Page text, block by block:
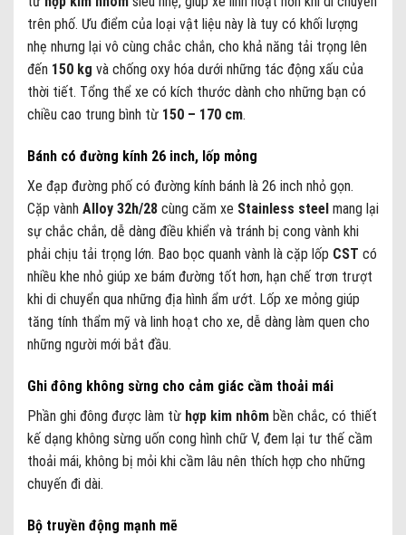
trên phố. Ưu điểm của loại vật liệu này là tuy có khối lượng
nhẹ nhưng lại vô cùng chắc chắn, cho khả năng tải trọng lên
đến 150 kg và chống oxy hóa dưới những tác động xấu của
thời tiết. Tổng thể xe có kích thước dành cho những bạn có
chiều cao trung bình từ 150 – 170 cm.
Bánh có đường kính 26 inch, lốp mỏng
Xe đạp đường phố có đường kính bánh là 26 inch nhỏ gọn.
Cặp vành Alloy 32h/28 cùng căm xe Stainless steel mang lại
sự chắc chắn, dễ dàng điều khiển và tránh bị cong vành khi
phải chịu tải trọng lớn. Bao bọc quanh vành là cặp lốp CST có
nhiều khe nhỏ giúp xe bám đường tốt hơn, hạn chế trơn trượt
khi di chuyển qua những địa hình ẩm ướt. Lốp xe mỏng giúp
tăng tính thẩm mỹ và linh hoạt cho xe, dễ dàng làm quen cho
những người mới bắt đầu.
Ghi đông không sừng cho cảm giác cầm thoải mái
Phần ghi đông được làm từ hợp kim nhôm bền chắc, có thiết
kế dạng không sừng uốn cong hình chữ V, đem lại tư thế cầm
thoải mái, không bị mỏi khi cầm lâu nên thích hợp cho những
chuyến đi dài.
Bộ truyền động mạnh mẽ